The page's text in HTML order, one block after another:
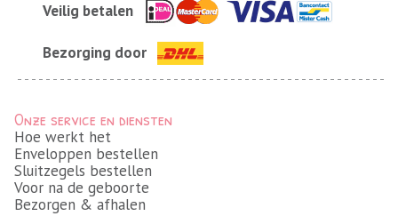
Veilig betalen
Bezorging door
Onze service en diensten
Hoe werkt het
Enveloppen bestellen
Sluitzegels bestellen
Voor na de geboorte
Bezorgen & afhalen